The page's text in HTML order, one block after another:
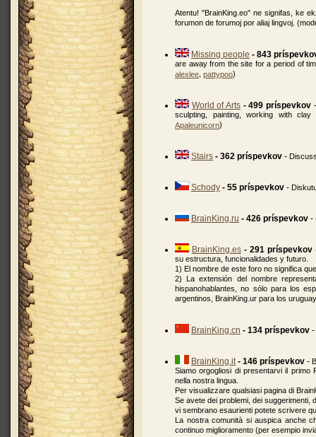
Atentu! "BrainKing.eo" ne signifas, ke
forumon de forumoj por aliaj lingvoj.
Missing people - 843
are away from the site for a period of
alexlee, pattypoo)
World of Arts - 499 príspevkov
sculpting, painting, working with
Apaleunicorn)
Stairs - 362 príspevkov -
Schody - 55 príspevkov -
BrainKing.ru - 426 príspevkov -
BrainKing.es - 291 príspevkov
su estructura, funcionalidades y futuro.
1) El nombre de este foro no significa
2) La extensión del nombre
hispanohablantes, no sólo para los
argentinos, BrainKing.ur para los
BrainKing.cn - 134 príspevkov -
BrainKing.it - 146 príspevkov -
Siamo orgogliosi di presentarvi il primo
nella nostra lingua.
Per visualizzare qualsiasi pagina di
Se avete dei problemi, dei
vi sembrano esaurienti potete scrivere
La nostra comunità si auspica anche
continuo miglioramento (per esempio